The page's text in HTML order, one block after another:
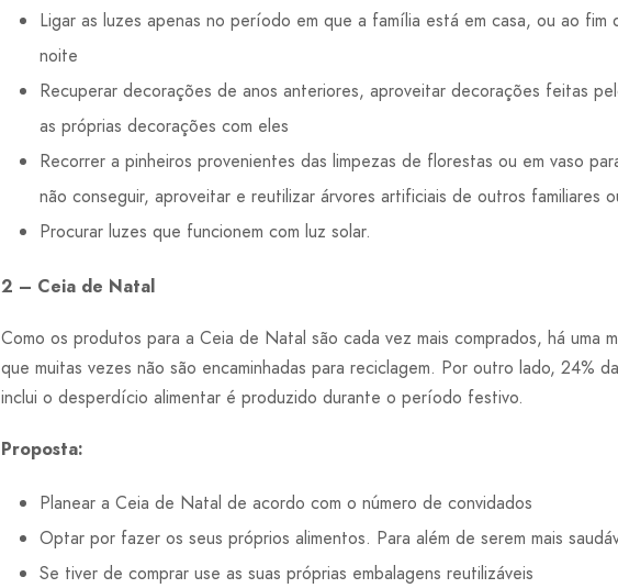
Ligar as luzes apenas no período em que a família está em casa, ou ao
noite
Recuperar decorações de anos anteriores, aproveitar decorações feitas
as próprias decorações com eles
Recorrer a pinheiros provenientes das limpezas de florestas ou em vaso
não conseguir, aproveitar e reutilizar árvores artificiais de outros familiares
Procurar luzes que funcionem com luz solar.
2 – Ceia de Natal
Como os produtos para a Ceia de Natal são cada vez mais comprados, há uma
que muitas vezes não são encaminhadas para reciclagem. Por outro lado, 24%
inclui o desperdício alimentar é produzido durante o período festivo.
Proposta:
Planear a Ceia de Natal de acordo com o número de convidados
Optar por fazer os seus próprios alimentos. Para além de serem mais
Se tiver de comprar use as suas próprias embalagens reutilizáveis